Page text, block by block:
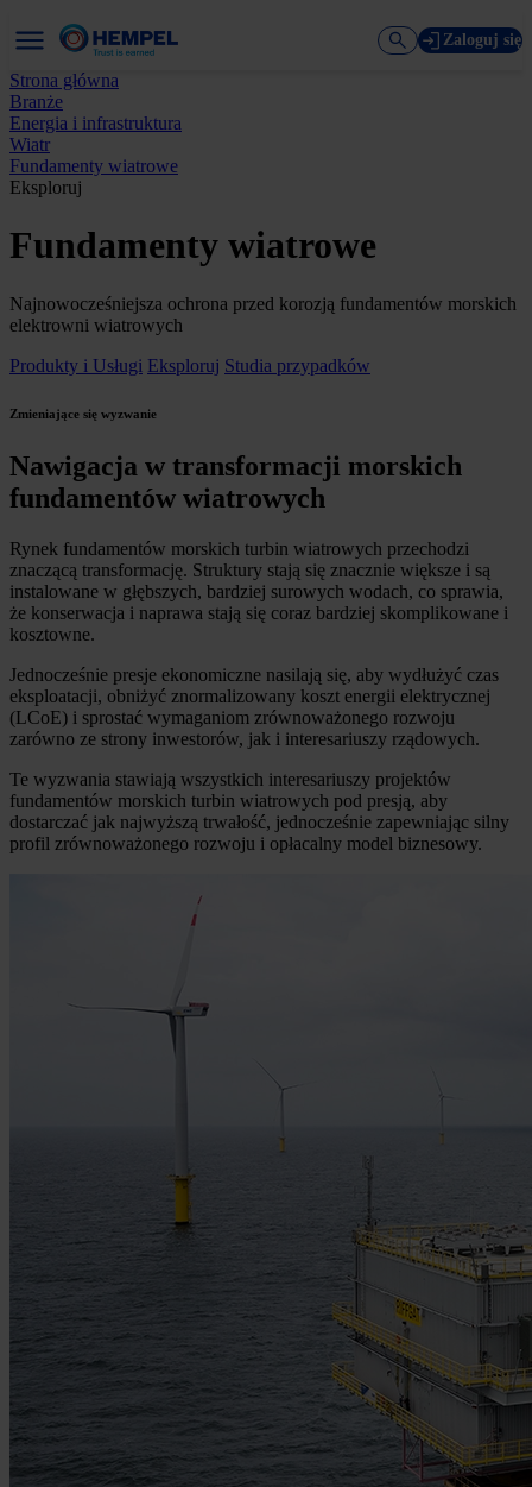
Zaloguj się
Strona główna
Branże
Energia i infrastruktura
Wiatr
Fundamenty wiatrowe
Eksploruj
Fundamenty wiatrowe
Najnowocześniejsza ochrona przed korozją fundamentów morskich
elektrowni wiatrowych
Produkty i Usługi Eksploruj Studia przypadków
Zmieniające się wyzwanie
Nawigacja w transformacji morskich
fundamentów wiatrowych
Rynek fundamentów morskich turbin wiatrowych przechodzi
znaczącą transformację. Struktury stają się znacznie większe i są
instalowane w głębszych, bardziej surowych wodach, co sprawia,
że konserwacja i naprawa stają się coraz bardziej skomplikowane i
kosztowne.
Jednocześnie presje ekonomiczne nasilają się, aby wydłużyć czas
eksploatacji, obniżyć znormalizowany koszt energii elektrycznej
(LCoE) i sprostać wymaganiom zrównoważonego rozwoju
zarówno ze strony inwestorów, jak i interesariuszy rządowych.
Te wyzwania stawiają wszystkich interesariuszy projektów
fundamentów morskich turbin wiatrowych pod presją, aby
dostarczać jak najwyższą trwałość, jednocześnie zapewniając silny
profil zrównoważonego rozwoju i opłacalny model biznesowy.